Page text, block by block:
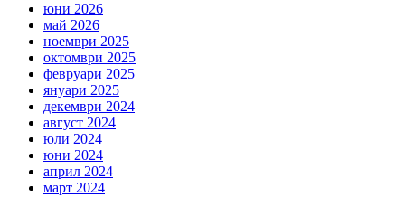
юни 2026
май 2026
ноември 2025
октомври 2025
февруари 2025
януари 2025
декември 2024
август 2024
юли 2024
юни 2024
април 2024
март 2024